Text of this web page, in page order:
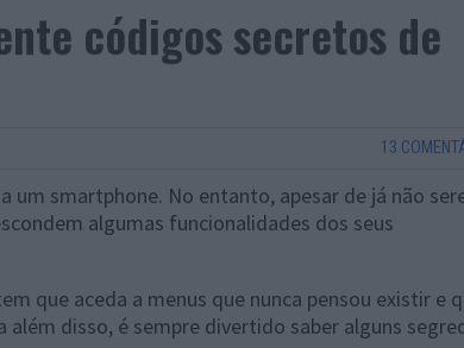
códigos secretos de
13
um smartphone. No entanto, apesar de já não
algumas funcionalidades dos seus
que aceda a menus que nunca pensou existir e
disso, é sempre divertido saber alguns